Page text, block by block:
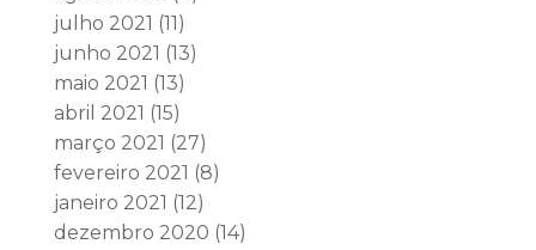
julho 2021 (11)
junho 2021 (13)
maio 2021 (13)
abril 2021 (15)
março 2021 (27)
fevereiro 2021 (8)
janeiro 2021 (12)
dezembro 2020 (14)